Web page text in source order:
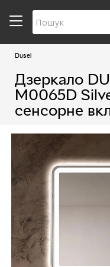
Dusel
Дзеркало
M0065D
сенсорне